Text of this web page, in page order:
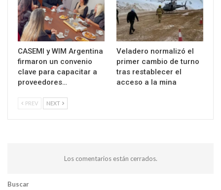
CASEMI y WIM Argentina
firmaron un convenio
clave para capacitar a
proveedores…
Veladero normalizó el
primer cambio de turno
tras restablecer el
acceso a la mina
PREV NEXT
Los comentarios están cerrados.
Buscar